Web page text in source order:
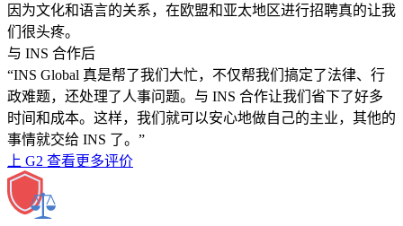
因为文化和语言的关系，在欧盟和亚太地区进行招聘真的让我
们很头疼。
与 INS 合作后
“INS Global 真是帮了我们大忙，不仅帮我们搞定了法律、行
政难题，还处理了人事问题。与 INS 合作让我们省下了好多
时间和成本。这样，我们就可以安心地做自己的主业，其他的
事情就交给 INS 了。”
上 G2 查看更多评价